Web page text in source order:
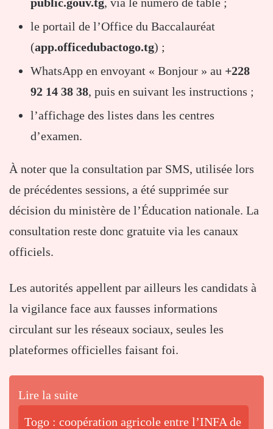
le portail de l’Office du Baccalauréat
(app.officedubactogo.tg) ;
WhatsApp en envoyant « Bonjour » au +228
92 14 38 38, puis en suivant les instructions ;
l’affichage des listes dans les centres
d’examen.
À noter que la consultation par SMS, utilisée lors
de précédentes sessions, a été supprimée sur
décision du ministère de l’Éducation nationale. La
consultation reste donc gratuite via les canaux
officiels.
Les autorités appellent par ailleurs les candidats à
la vigilance face aux fausses informations
circulant sur les réseaux sociaux, seules les
plateformes officielles faisant foi.
Lire la suite
Togo : coopération agricole entre l’INFA de